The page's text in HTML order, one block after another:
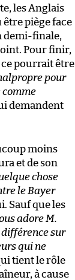
les Anglais
piège face
demi-finale,
Pour finir,
ce pourrait être
pour
comme
demandent
moins
et de son
chose
le Bayer
Sauf que les
adore M.
différence sur
qui ne
tient le rôle
à cause